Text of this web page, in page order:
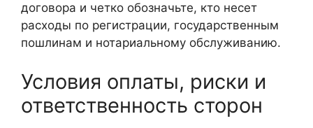
договора и четко обозначьте, кто несет
расходы по регистрации, государственным
пошлинам и нотариальному обслуживанию.
Условия оплаты, риски и
ответственность сторон